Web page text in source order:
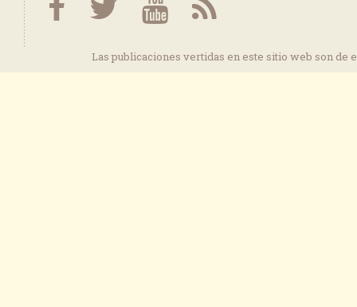
Las publicaciones vertidas en este sitio web son de